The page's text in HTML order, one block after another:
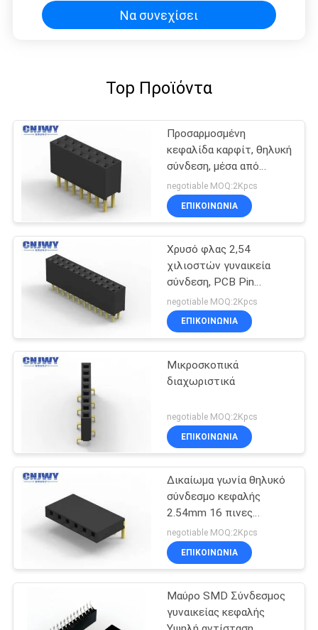
Να συνεχίσει
Top Προϊόντα
Προσαρμοσμένη
κεφαλίδα καρφίτ, θηλυκή
σύνδεση, μέσα από
τρύπα 2 καρφίτ - 20
καρφίτ, θηλυκή κεφαλίδα
negotiable MOQ:2Kpcs
ΕΠΙΚΟΙΝΩΝΊΑ
Χρυσό φλας 2,54
χιλιοστών γυναικεία
σύνδεση, PCB Pin
Header γυναικεία
σύνδεση
negotiable MOQ:2Kpcs
ΕΠΙΚΟΙΝΩΝΊΑ
Μικροσκοπικά
διαχωριστικά
negotiable MOQ:2Kpcs
ΕΠΙΚΟΙΝΩΝΊΑ
Δικαίωμα γωνία θηλυκό
σύνδεσμο κεφαλής
2.54mm 16 πινες
Custom Pin μήκος
negotiable MOQ:2Kpcs
ΕΠΙΚΟΙΝΩΝΊΑ
Μαύρο SMD Σύνδεσμος
γυναικείας κεφαλής